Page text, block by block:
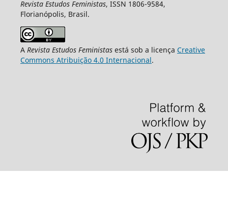
Revista Estudos Feministas, ISSN 1806-9584,
Florianópolis, Brasil.
A Revista Estudos Feministasestá sob a licença Creative
Commons Atribuição 4.0 Internacional.